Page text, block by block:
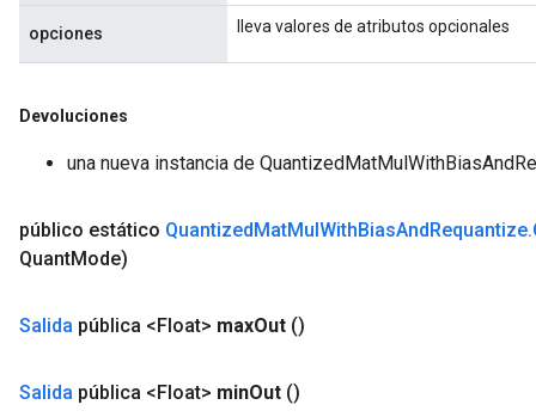
opciones lleva valores de atributos opcionales
Devoluciones
una nueva instancia de
público estático QuantizedMatMulWithBiasAndRequantize.
QuantMode)
Salida pública <Float> maxOut ()
Salida pública <Float> minOut ()